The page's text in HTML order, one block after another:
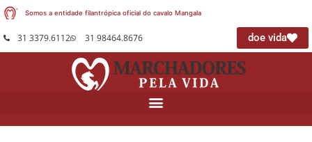
Somos a entidade filantrópica oficial do cavalo Mangalarg
31 3379.6112 31 98464.8676 doe vida